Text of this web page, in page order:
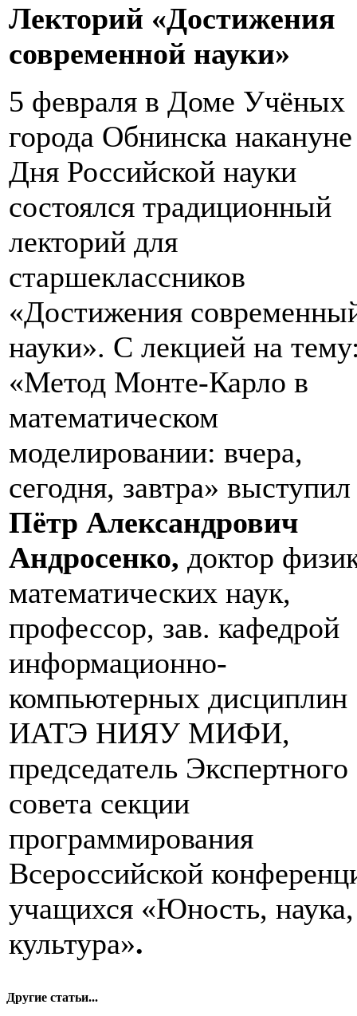
Лекторий «Достижения
современной науки»
5 февраля в Доме Учёных
города Обнинска накануне
Дня Российской науки
состоялся традиционный
лекторий для
старшеклассников
«Достижения
науки». С лекцией на
«Метод Монте-Карло в
математическом
моделировании: вчера,
сегодня, завтра» выступил
Пётр Александрович
Андросенко, доктор
математических наук,
профессор, зав. кафедрой
информационно-
компьютерных дисциплин
ИАТЭ НИЯУ МИФИ,
председатель Экспертного
совета секции
программирования
Всероссийской
учащихся «Юность, наука,
культура».
Другие статьи...